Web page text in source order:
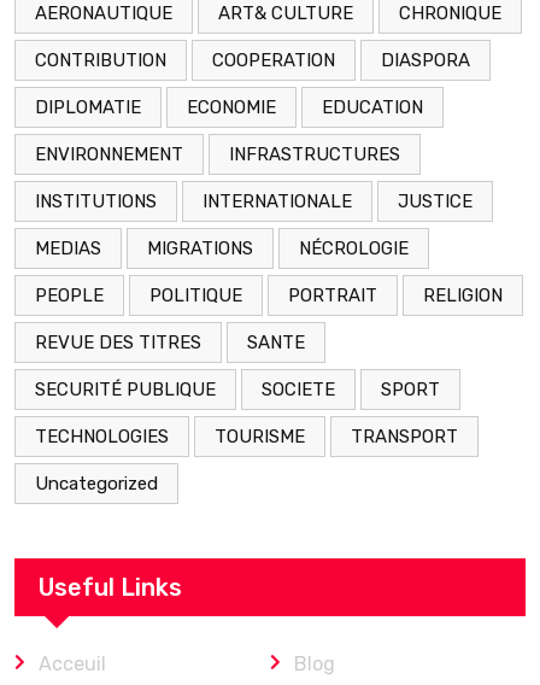
AERONAUTIQUE ART& CULTURE CHRONIQUE
CONTRIBUTION COOPERATION DIASPORA
DIPLOMATIE ECONOMIE EDUCATION
ENVIRONNEMENT INFRASTRUCTURES
INSTITUTIONS INTERNATIONALE JUSTICE
MEDIAS MIGRATIONS NÉCROLOGIE
PEOPLE POLITIQUE PORTRAIT RELIGION
REVUE DES TITRES SANTE
SECURITÉ PUBLIQUE SOCIETE SPORT
TECHNOLOGIES TOURISME TRANSPORT
Uncategorized
Useful Links
Acceuil Blog